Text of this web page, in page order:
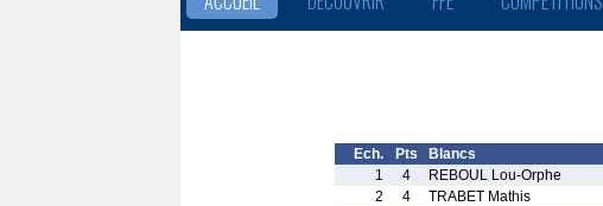
Ech. Pts Blancs
1
4 REBOUL Lou-Orphe
2
4 TRABET Mathis